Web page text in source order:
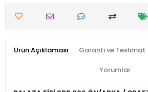
Ürün Açıklaması Garanti ve Teslimat
Yorumlar